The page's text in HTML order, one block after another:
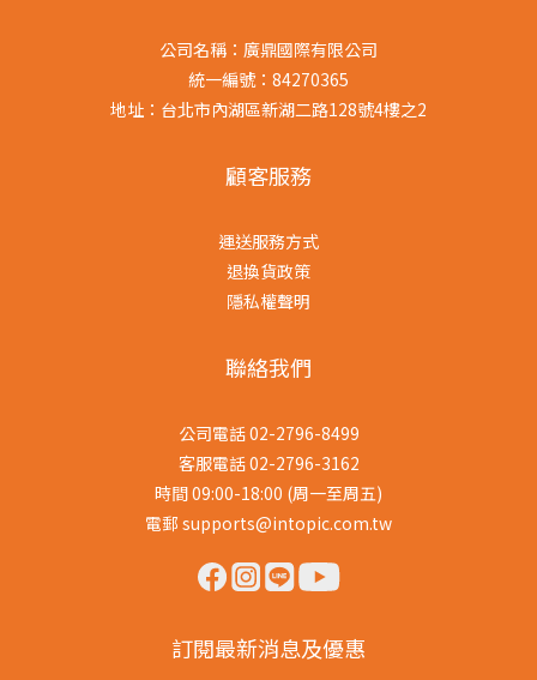
公司名稱：廣鼎國際有限公司
統一編號：84270365
地址：台北市內湖區新湖二路128號4樓之2
顧客服務
運送服務方式
退換貨政策
隱私權聲明
聯絡我們
公司電話 02-2796-8499
客服電話 02-2796-3162
時間 09:00-18:00 (周一至周五)
電郵 supports@intopic.com.tw
訂閱最新消息及優惠